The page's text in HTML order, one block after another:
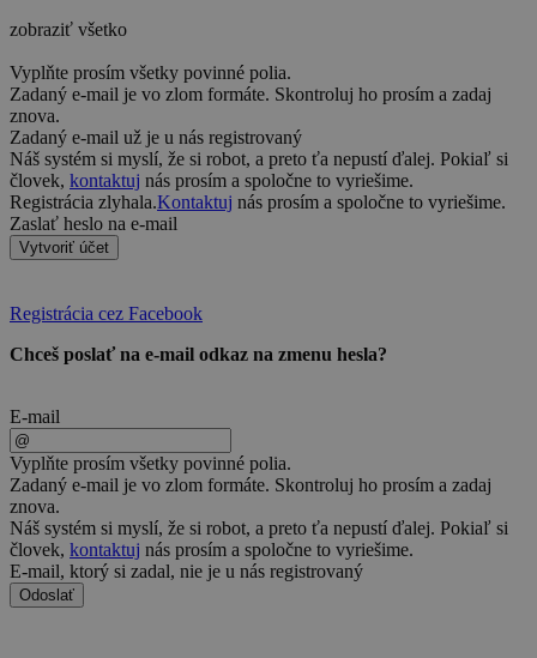
zobraziť všetko
Vyplňte prosím všetky povinné polia.
Zadaný e-mail je vo zlom formáte. Skontroluj ho prosím a zadaj
znova.
Zadaný e-mail už je u nás registrovaný
Náš systém si myslí, že si robot, a preto ťa nepustí ďalej. Pokiaľ si
človek, kontaktuj nás prosím a spoločne to vyriešime.
Registrácia zlyhala.Kontaktuj nás prosím a spoločne to vyriešime.
Zaslať heslo na e-mail
Vytvoriť účet
Registrácia cez Facebook
Chceš poslať na e-mail odkaz na zmenu hesla?
E-mail
Vyplňte prosím všetky povinné polia.
Zadaný e-mail je vo zlom formáte. Skontroluj ho prosím a zadaj
znova.
Náš systém si myslí, že si robot, a preto ťa nepustí ďalej. Pokiaľ si
človek, kontaktuj nás prosím a spoločne to vyriešime.
E-mail, ktorý si zadal, nie je u nás registrovaný
Odoslať